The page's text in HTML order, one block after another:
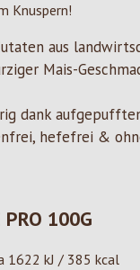
Knuspern!
aus
Mais-
dank
hefefrei &
PRO 100G
1622 kJ / 385 kcal